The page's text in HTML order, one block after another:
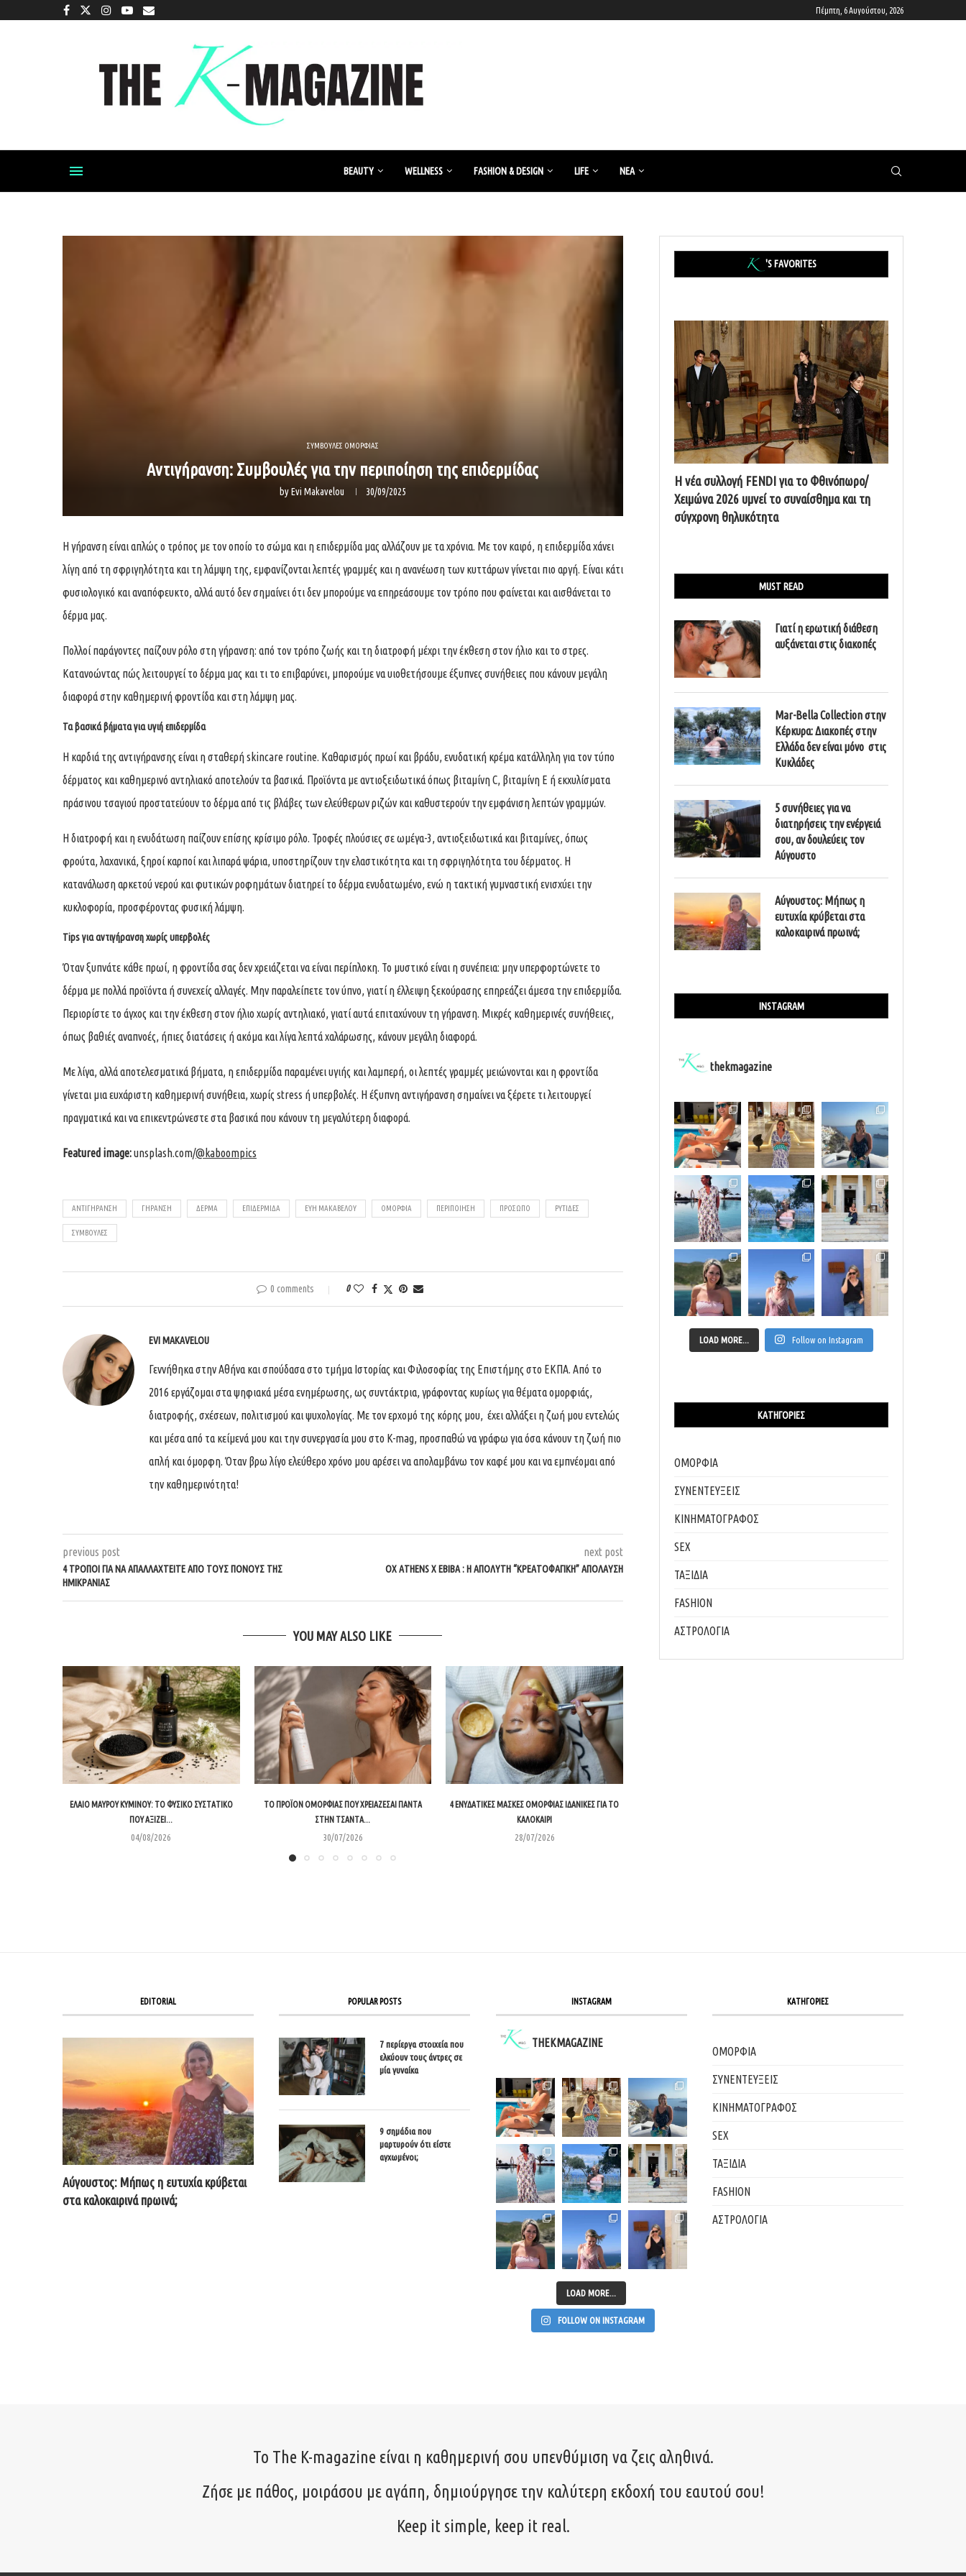
Πέμπτη, 6 Αυγούστου, 2026
BEAUTY WELLNESS FASHION & DESIGN LIFE ΝΈΑ
ΣΥΜΒΟΥΛΕΣ ΟΜΟΡΦΙΑΣ
Αντιγήρανση: Συμβουλές για την περιποίηση της επιδερμίδας
byEvi Makavelou 30/09/2025
Η γήρανση είναι απλώς ο τρόπος με τον οποίο το σώμα και η επιδερμίδα μας αλλάζουν με τα χρόνια. Με τον καιρό, η επιδερμίδα χάνει
λίγη από τη σφριγηλότητα και τη λάμψη της, εμφανίζονται λεπτές γραμμές και η ανανέωση των κυττάρων γίνεται πιο αργή. Είναι κάτι
φυσιολογικό και αναπόφευκτο, αλλά αυτό δεν σημαίνει ότι δεν μπορούμε να επηρεάσουμε τον τρόπο που φαίνεται και αισθάνεται το
δέρμα μας.
Πολλοί παράγοντες παίζουν ρόλο στη γήρανση: από τον τρόπο ζωής και τη διατροφή μέχρι την έκθεση στον ήλιο και το στρες.
Κατανοώντας πώς λειτουργεί το δέρμα μας και τι το επιβαρύνει, μπορούμε να υιοθετήσουμε έξυπνες συνήθειες που κάνουν μεγάλη
διαφορά στην καθημερινή φροντίδα και στη λάμψη μας.
Τα βασικά βήματα για υγιή επιδερμίδα
Η καρδιά της αντιγήρανσης είναι η σταθερή skincare routine. Καθαρισμός πρωί και βράδυ, ενυδατική κρέμα κατάλληλη για τον τύπο
δέρματος και καθημερινό αντηλιακό αποτελούν τα βασικά. Προϊόντα με αντιοξειδωτικά όπως βιταμίνη C, βιταμίνη E ή εκχυλίσματα
πράσινου τσαγιού προστατεύουν το δέρμα από τις βλάβες των ελεύθερων ριζών και καθυστερούν την εμφάνιση λεπτών γραμμών.
Η διατροφή και η ενυδάτωση παίζουν επίσης κρίσιμο ρόλο. Τροφές πλούσιες σε ωμέγα-3, αντιοξειδωτικά και βιταμίνες, όπως
φρούτα, λαχανικά, ξηροί καρποί και λιπαρά ψάρια, υποστηρίζουν την ελαστικότητα και τη σφριγηλότητα του δέρματος. Η
κατανάλωση αρκετού νερού και φυτικών ροφημάτων διατηρεί το δέρμα ενυδατωμένο, ενώ η τακτική γυμναστική ενισχύει την
κυκλοφορία, προσφέροντας φυσική λάμψη.
Tips για αντιγήρανση χωρίς υπερβολές
Όταν ξυπνάτε κάθε πρωί, η φροντίδα σας δεν χρειάζεται να είναι περίπλοκη. Το μυστικό είναι η συνέπεια: μην υπερφορτώνετε το
δέρμα με πολλά προϊόντα ή συνεχείς αλλαγές. Μην παραλείπετε τον ύπνο, γιατί η έλλειψη ξεκούρασης επηρεάζει άμεσα την επιδερμίδα.
Περιορίστε το άγχος και την έκθεση στον ήλιο χωρίς αντηλιακό, γιατί αυτά επιταχύνουν τη γήρανση. Μικρές καθημερινές συνήθειες,
όπως βαθιές αναπνοές, ήπιες διατάσεις ή ακόμα και λίγα λεπτά χαλάρωσης, κάνουν μεγάλη διαφορά.
Με λίγα, αλλά αποτελεσματικά βήματα, η επιδερμίδα παραμένει υγιής και λαμπερή, οι λεπτές γραμμές μειώνονται και η φροντίδα
γίνεται μια ευχάριστη καθημερινή συνήθεια, χωρίς stress ή υπερβολές. Η έξυπνη αντιγήρανση σημαίνει να ξέρετε τι λειτουργεί
πραγματικά και να επικεντρώνεστε στα βασικά που κάνουν τη μεγαλύτερη διαφορά.
Featured image:unsplash.com/@kaboompics
ΑΝΤΙΓΉΡΑΝΣΗ ΓΉΡΑΝΣΗ ΔΈΡΜΑ ΕΠΙΔΕΡΜΊΔΑ ΕΥΗ ΜΑΚΑΒΕΛΟΥ ΟΜΟΡΦΙΆ ΠΕΡΙΠΟΊΗΣΗ ΠΡΟΣΩΠΟ ΡΥΤΙΔΕΣ
ΣΥΜΒΟΥΛΈΣ
0 comments 0
EVI MAKAVELOU
Γεννήθηκα στην Αθήνα και σπούδασα στο τμήμα Ιστορίας και Φιλοσοφίας της Επιστήμης στο ΕΚΠΑ. Από το
2016 εργάζομαι στα ψηφιακά μέσα ενημέρωσης, ως συντάκτρια, γράφοντας κυρίως για θέματα ομορφιάς,
διατροφής, σχέσεων, πολιτισμού και ψυχολογίας. Με τον ερχομό της κόρης μου, έχει αλλάξει η ζωή μου εντελώς
και μέσα από τα κείμενά μου και την συνεργασία μου στο K-mag, προσπαθώ να γράφω για όσα κάνουν τη ζωή πιο
απλή και όμορφη. Όταν βρω λίγο ελεύθερο χρόνο μου αρέσει να απολαμβάνω τον καφέ μου και να εμπνέομαι από
την καθημερινότητα!
previous post
4 ΤΡΌΠΟΙ ΓΙΑ ΝΑ ΑΠΑΛΛΑΧΤΕΊΤΕ ΑΠΌ ΤΟΥΣ ΠΌΝΟΥΣ ΤΗΣ
ΗΜΙΚΡΑΝΊΑΣ
next post
OX ATHENS X ΕΒΊΒΑ : Η ΑΠΌΛΥΤΗ “ΚΡΕΑΤΟΦΑΓΙΚΉ” ΑΠΌΛΑΥΣΗ
YOU MAY ALSO LIKE
ΈΛΑΙΟ ΜΑΎΡΟΥ ΚΎΜΙΝΟΥ: ΤΟ ΦΥΣΙΚΌ ΣΥΣΤΑΤΙΚΌ
ΠΟΥ ΑΞΊΖΕΙ...
04/08/2026
ΤΟ ΠΡΟΪΌΝ ΟΜΟΡΦΙΆΣ ΠΟΥ ΧΡΕΙΆΖΕΣΑΙ ΠΆΝΤΑ
ΣΤΗΝ ΤΣΆΝΤΑ...
30/07/2026
4 ΕΝΥΔΑΤΙΚΈΣ ΜΆΣΚΕΣ ΟΜΟΡΦΙΆΣ ΙΔΑΝΙΚΈΣ ΓΙΑ ΤΟ
ΚΑΛΟΚΑΊΡΙ
28/07/2026
'S FAVORITES
Η νέα συλλογή FENDI για το Φθινόπωρο/
Χειμώνα 2026 υμνεί το συναίσθημα και τη
σύγχρονη θηλυκότητα
MUST READ
Γιατί η ερωτική διάθεση
αυξάνεται στις διακοπές
Mar-Bella Collection στην
Κέρκυρα: Διακοπές στην
Ελλάδα δεν είναι μόνο στις
Κυκλάδες
5 συνήθειες για να
διατηρήσεις την ενέργειά
σου, αν δουλεύεις τον
Αύγουστο
Αύγουστος: Μήπως η
ευτυχία κρύβεται στα
καλοκαιρινά πρωινά;
INSTAGRAM
thekmagazine
LOAD MORE... Follow on Instagram
ΚΑΤΗΓΟΡΊΕΣ
ΟΜΟΡΦΙΑ
ΣΥΝΕΝΤΕΥΞΕΙΣ
ΚΙΝΗΜΑΤΟΓΡΑΦΟΣ
SEX
ΤΑΞΙΔΙΑ
FASHION
ΑΣΤΡΟΛΟΓΙΑ
EDITORIAL
Αύγουστος: Μήπως η ευτυχία κρύβεται
στα καλοκαιρινά πρωινά;
POPULAR POSTS
7 περίεργα στοιχεία που
ελκύουν τους άντρες σε
μία γυναίκα
9 σημάδια που
μαρτυρούν ότι είστε
αγχωμένοι;
INSTAGRAM
THEKMAGAZINE
LOAD MORE...
FOLLOW ON INSTAGRAM
ΚΑΤΗΓΟΡΙΕΣ
ΟΜΟΡΦΙΑ
ΣΥΝΕΝΤΕΥΞΕΙΣ
ΚΙΝΗΜΑΤΟΓΡΑΦΟΣ
SEX
ΤΑΞΙΔΙΑ
FASHION
ΑΣΤΡΟΛΟΓΙΑ
Το The K-magazine είναι η καθημερινή σου υπενθύμιση να ζεις αληθινά.
Ζήσε με πάθος, μοιράσου με αγάπη, δημιούργησε την καλύτερη εκδοχή του εαυτού σου!
Keep it simple, keep it real.